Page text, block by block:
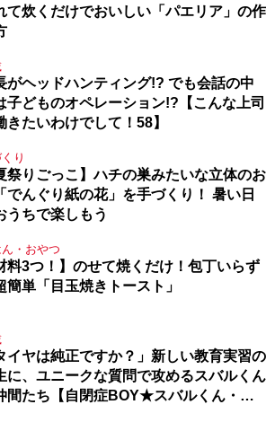
て炊くだけでおいしい「パエリア」の作
がヘッドハンティング!? でも会話の中
子どものオペレーション!?【こんな上司
きたいわけでして！58】
り
祭りごっこ】ハチの巣みたいな立体のお
でんぐり紙の花」を手づくり！ 暑い日
うちで楽しもう
ん・おやつ
料3つ！】のせて焼くだけ！包丁いらず
簡単「目玉焼きトースト」
イヤは純正ですか？」新しい教育実習の
に、ユニークな質問で攻めるスバルくん
間たち【自閉症BOY★スバルくん・